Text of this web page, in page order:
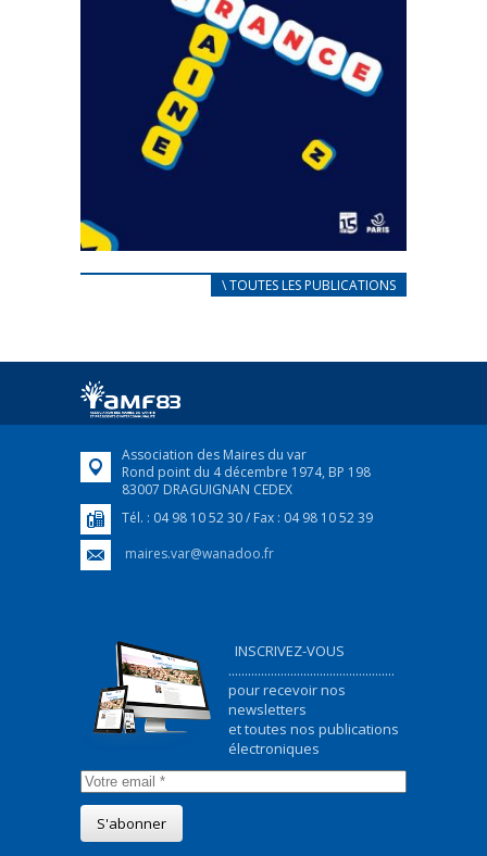
CARNET D’ACCUEIL
Afin d’accompagner au mieux les réfugiés
FEUILLETER
\ TOUTES LES PUBLICATIONS
Association des Maires du var
Rond point du 4 décembre 1974, BP 198
83007 DRAGUIGNAN CEDEX
Tél. : 04 98 10 52 30 / Fax : 04 98 10 52 39
maires.var@wanadoo.fr
INSCRIVEZ-VOUS
...................................................
pour recevoir nos
newsletters
et toutes nos publications
électroniques